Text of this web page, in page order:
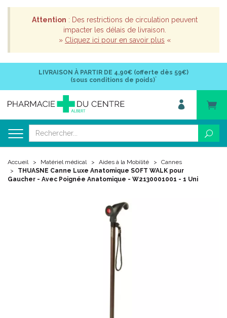
Attention : Des restrictions de circulation peuvent
impacter les délais de livraison.
» Cliquez ici pour en savoir plus «
LIVRAISON À PARTIR DE 4,90€ (offerte dès 59€)
(sous conditions de poids)*
Accueil Matériel médical Aides à la Mobilité
Cannes
THUASNE Canne Luxe Anatomique SOFT WALK pour
Gaucher - Avec Poignée Anatomique - W2130001001 - 1 Uni